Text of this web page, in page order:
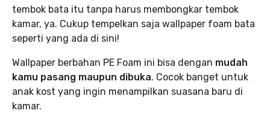
tembok bata itu tanpa harus membongkar tembok
kamar, ya. Cukup tempelkan saja wallpaper foam bata
seperti yang ada di sini!
Wallpaper berbahan PE Foam ini bisa dengan mudah
kamu pasang maupun dibuka. Cocok banget untuk
anak kost yang ingin menampilkan suasana baru di
kamar.